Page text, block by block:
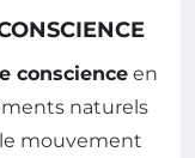
conscience en
naturels
mouvement